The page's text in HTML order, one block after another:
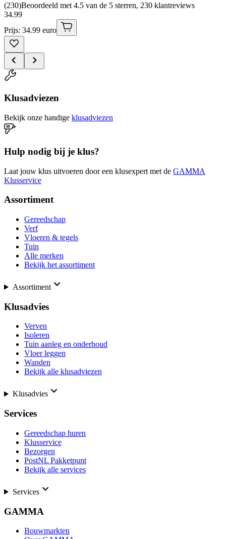
(230)Beoordeeld met 4.5 van de 5 sterren, 230 klantreviews
34.99
Prijs: 34.99 euro
Klusadviezen
Bekijk onze handige klusadviezen
Hulp nodig bij je klus?
Laat jouw klus uitvoeren door een klusexpert met de GAMMA
Klusservice
Assortiment
Gereedschap
Verf
Vloeren & tegels
Tuin
Alle merken
Bekijk het assortiment
Assortiment
Klusadvies
Verven
Isoleren
Tuin aanleg en onderhoud
Vloer leggen
Wanden
Bekijk alle klusadviezen
Klusadvies
Services
Gereedschap huren
Klusservice
Bezorgen
PostNL Pakketpunt
Bekijk alle services
Services
GAMMA
Bouwmarkten